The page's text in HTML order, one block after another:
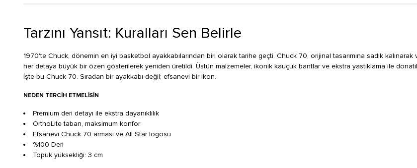
Tarzını Yansıt: Kuralları Sen Belirle
1970'te Chuck, dönemin en iyi basketbol ayakkabılarından biri olarak tarihe geçti. Chuck 70, orijinal tasarımına sadık kalınarak
her detaya büyük bir özen gösterilerek yeniden üretildi. Üstün malzemeler, ikonik kauçuk bantlar ve ekstra yastıklama ile
İşte bu Chuck 70. Sıradan bir ayakkabı değil; efsanevi bir ikon.
NEDEN TERCIH ETMELISIN
Premium deri detayı ile ekstra dayanıklılık
OrthoLite taban, maksimum konfor
Efsanevi Chuck 70 arması ve All Star logosu
%100 Deri
Topuk yüksekliği: 3 cm